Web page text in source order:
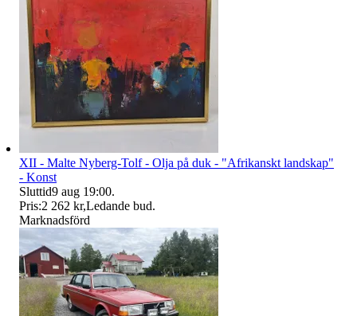
XII - Malte Nyberg-Tolf - Olja på duk - "Afrikanskt landskap"
- Konst
Sluttid9 aug 19:00.
Pris:2 262 kr,Ledande bud.
Marknadsförd